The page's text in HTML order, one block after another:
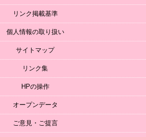
リンク掲載基準
個人情報の取り扱い
サイトマップ
リンク集
HPの操作
オープンデータ
ご意見・ご提言